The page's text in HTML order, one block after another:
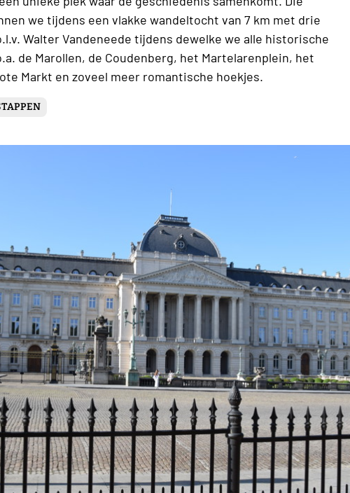
we tijdens een vlakke wandeltocht van 7 km met drie
Walter Vandeneede tijdens dewelke we alle historische
de Marollen, de Coudenberg, het Martelarenplein, het
Markt en zoveel meer romantische hoekjes.